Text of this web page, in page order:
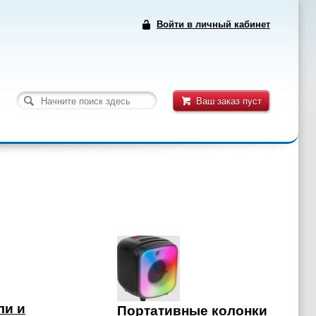
Войти в личный кабинет
Ваш заказ пуст
и Портативные колонки